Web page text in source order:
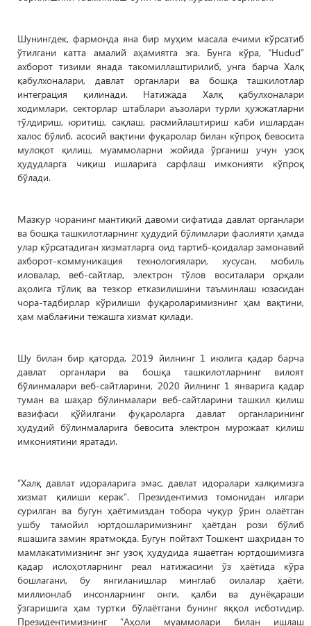
Шунингдек, фармонда яна бир муҳим масала ечими кўрсатиб
ўтилгани катта амалий аҳамиятга эга. Бунга кўра, “Hudud”
ахборот тизими янада такомиллаштирилиб, унга барча Халқ
қабулхоналари, давлат органлари ва бошқа ташкилотлар
интеграция қилинади. Натижада Халқ қабулхоналари
ходимлари, секторлар штаблари аъзолари турли ҳужжатларни
тўлдириш, юритиш, сақлаш, расмийлаштириш каби ишлардан
халос бўлиб, асосий вақтини фуқаролар билан кўпроқ бевосита
мулоқот қилиш, муаммоларни жойида ўрганиш учун узоқ
ҳудудларга чиқиш ишларига сарфлаш имконияти кўпроқ
бўлади.
Мазкур чоранинг мантиқий давоми сифатида давлат органлари
ва бошқа ташкилотларнинг ҳудудий бўлимлари фаолияти ҳамда
улар кўрсатадиган хизматларга оид тартиб-қоидалар замонавий
ахборот-коммуникация технологиялари, хусусан, мобиль
иловалар, веб-сайтлар, электрон тўлов воситалари орқали
аҳолига тўлиқ ва тезкор етказилишини таъминлаш юзасидан
чора-тадбирлар кўрилиши фуқароларимизнинг ҳам вақтини,
ҳам маблағини тежашга хизмат қилади.
Шу билан бир қаторда, 2019 йилнинг 1 июлига қадар барча
давлат органлари ва бошқа ташкилотларнинг вилоят
бўлинмалари веб-сайтларини, 2020 йилнинг 1 январига қадар
туман ва шаҳар бўлинмалари веб-сайтларини ташкил қилиш
вазифаси қўйилгани фуқароларга давлат органларининг
ҳудудий бўлинмаларига бевосита электрон мурожаат қилиш
имкониятини яратади.
“Халқ давлат идораларига эмас, давлат идоралари халқимизга
хизмат қилиши керак”. Президентимиз томонидан илгари
сурилган ва бугун ҳаётимиздан тобора чуқур ўрин олаётган
ушбу тамойил юртдошларимизнинг ҳаётдан рози бўлиб
яшашига замин яратмоқда. Бугун пойтахт Тошкент шаҳридан то
мамлакатимизнинг энг узоқ ҳудудида яшаётган юртдошимизга
қадар ислоҳотларнинг реал натижасини ўз ҳаётида кўра
бошлагани, бу янгиланишлар минглаб оилалар ҳаёти,
миллионлаб инсонларнинг онги, қалби ва дунёқараши
ўзгаришига ҳам туртки бўлаётгани бунинг яққол исботидир.
Президентимизнинг “Аҳоли муаммолари билан ишлаш